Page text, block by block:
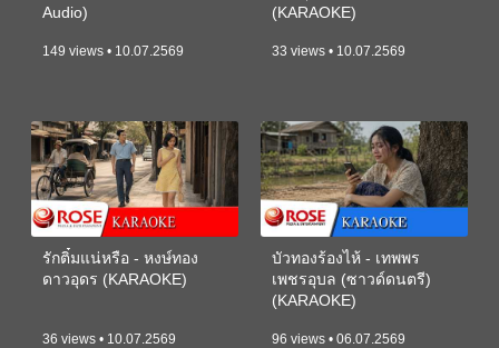
Audio)
149 views • 10.07.2569
(KARAOKE)
33 views • 10.07.2569
รักติ๋มแน่หรือ - หงษ์ทอง
ดาวอุดร (KARAOKE)
36 views • 10.07.2569
บัวทองร้องไห้ - เทพพร
เพชรอุบล (ซาวด์ดนตรี)
(KARAOKE)
96 views • 06.07.2569